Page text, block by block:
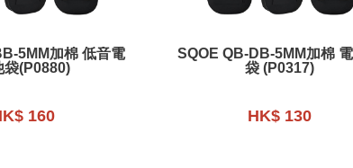
5MM加棉 低音電
袋(P0880)
160
SQOE QB-DB-5MM加棉
袋 (P0317)
HK$ 130